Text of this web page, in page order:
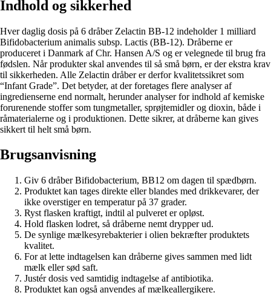
Indhold og sikkerhed
Hver daglig dosis på 6 dråber Zelactin BB-12 indeholder 1 milliard
Bifidobacterium animalis subsp. Lactis (BB-12). Dråberne er
produceret i Danmark af Chr. Hansen A/S og er velegnede til brug fra
fødslen. Når produkter skal anvendes til så små børn, er der ekstra krav
til sikkerheden. Alle Zelactin dråber er derfor kvalitetssikret som
“Infant Grade”. Det betyder, at der foretages flere analyser af
ingredienserne end normalt, herunder analyser for indhold af kemiske
forurenende stoffer som tungmetaller, sprøjtemidler og dioxin, både i
råmaterialerne og i produktionen. Dette sikrer, at dråberne kan gives
sikkert til helt små børn.
Brugsanvisning
Giv 6 dråber Bifidobacterium, BB12 om dagen til spædbørn.
Produktet kan tages direkte eller blandes med drikkevarer, der
ikke overstiger en temperatur på 37 grader.
Ryst flasken kraftigt, indtil al pulveret er opløst.
Hold flasken lodret, så dråberne nemt drypper ud.
De synlige mælkesyrebakterier i olien bekræfter produktets
kvalitet.
For at lette indtagelsen kan dråberne gives sammen med lidt
mælk eller sød saft.
Justér dosis ved samtidig indtagelse af antibiotika.
Produktet kan også anvendes af mælkeallergikere.